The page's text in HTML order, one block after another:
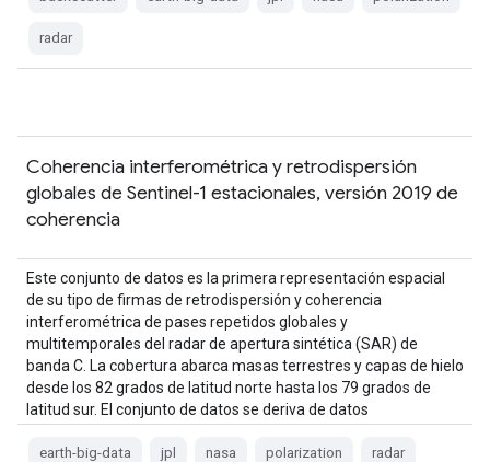
radar
Coherencia interferométrica y retrodispersión
globales de Sentinel-1 estacionales, versión 2019 de
coherencia
Este conjunto de datos es la primera representación espacial
de su tipo de firmas de retrodispersión y coherencia
interferométrica de pases repetidos globales y
multitemporales del radar de apertura sintética (SAR) de
banda C. La cobertura abarca masas terrestres y capas de hielo
desde los 82 grados de latitud norte hasta los 79 grados de
latitud sur. El conjunto de datos se deriva de datos
earth-big-data jpl nasa polarization radar